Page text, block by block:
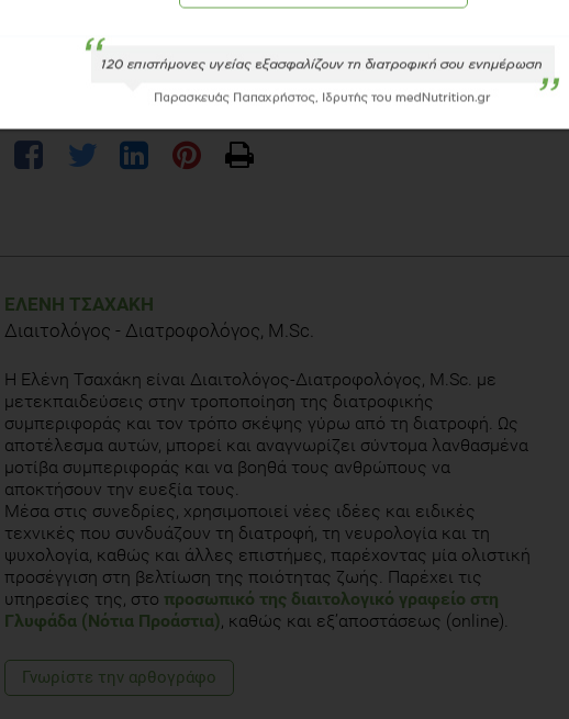
σάντουιτς χρησιμοποιώντας ψωμί ολικής άλεσης, μία λεπτή
τόνο, για να έχεις και εσύ τα ω-3 και ω-6 λιπαρά συμμάχους
Margolis, B., Garrett, B.C., Nasir, K., Agatston, A.S. (2014) Omega-3 Fatty
www.webmd.com/healthy-aging/omega-3-fatty-acids-fact-sheet#1)
ΕΛΈΝΗ ΤΣΑΧΆΚΗ
Διαιτολόγος - Διατροφολόγος, M.Sc.
Η Ελένη Τσαχάκη είναι Διαιτολόγος-Διατροφολόγος, M.Sc. με
μετεκπαιδεύσεις στην τροποποίηση της διατροφικής
συμπεριφοράς και τον τρόπο σκέψης γύρω από τη διατροφή. Ως
αποτέλεσμα αυτών, μπορεί και αναγνωρίζει σύντομα λανθασμένα
μοτίβα συμπεριφοράς και να βοηθά τους ανθρώπους να
αποκτήσουν την ευεξία τους.
Μέσα στις συνεδρίες, χρησιμοποιεί νέες ιδέες και ειδικές
τεχνικές που συνδυάζουν τη διατροφή, τη νευρολογία και τη
ψυχολογία, καθώς και άλλες επιστήμες, παρέχοντας μία ολιστική
προσέγγιση στη βελτίωση της ποιότητας ζωής. Παρέχει τις
υπηρεσίες της, στο προσωπικό της διαιτολογικό γραφείο στη
Γλυφάδα (Νότια Προάστια), καθώς και εξ’αποστάσεως (online).
Γνωρίστε την αρθογράφο